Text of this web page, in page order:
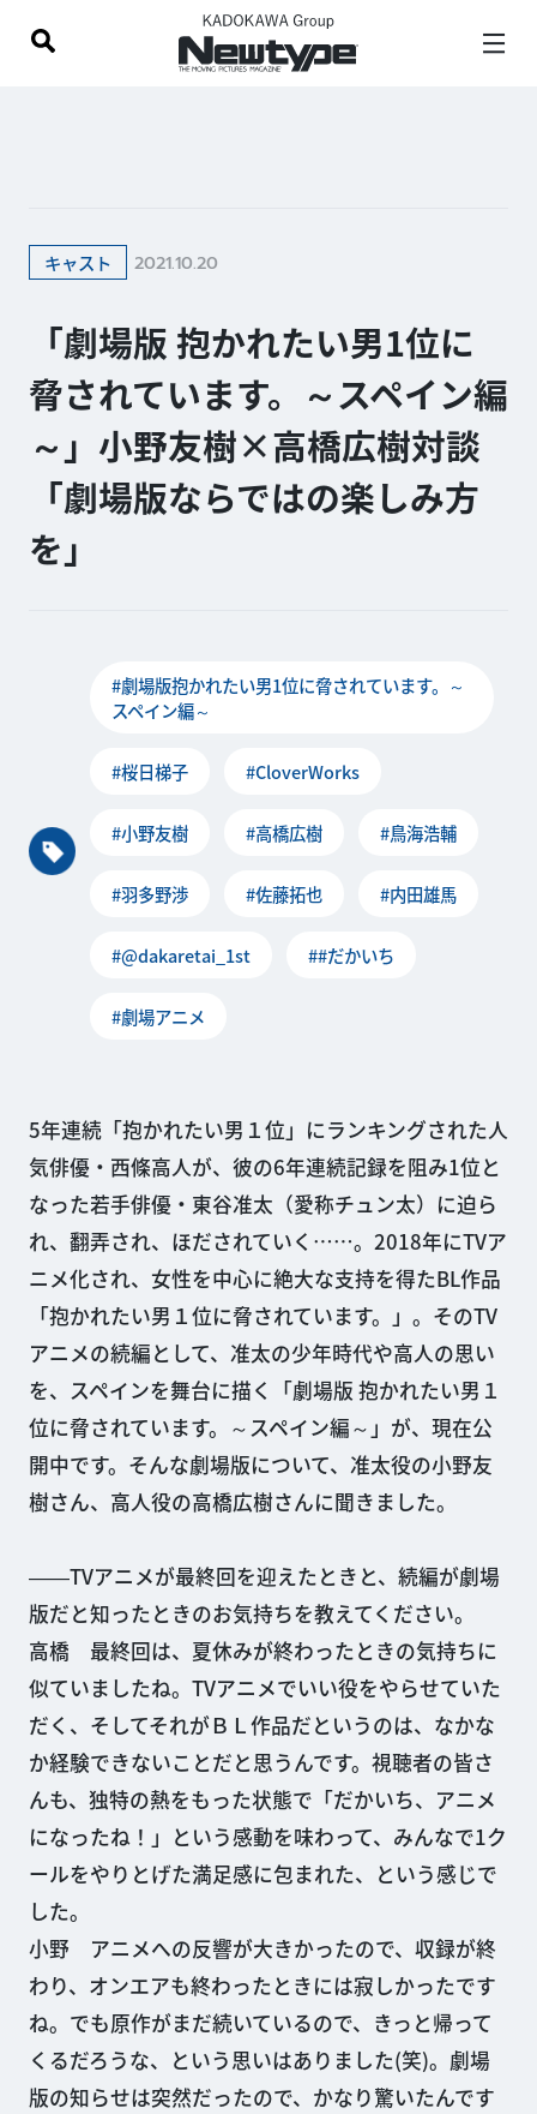
キャスト 2021.10.20
「劇場版 抱かれたい男1位に
脅されています。～スペイン編
～」小野友樹×高橋広樹対談
「劇場版ならではの楽しみ方
を」
#劇場版抱かれたい男1位に脅されています。～
スペイン編～
#桜日梯子 #CloverWorks
#小野友樹 #高橋広樹 #鳥海浩輔
#羽多野渉 #佐藤拓也 #内田雄馬
#@dakaretai_1st ##だかいち
#劇場アニメ
5年連続「抱かれたい男１位」にランキングされた人
気俳優・西條高人が、彼の6年連続記録を阻み1位と
なった若手俳優・東谷准太（愛称チュン太）に迫ら
れ、翻弄され、ほだされていく……。2018年にTVア
ニメ化され、女性を中心に絶大な支持を得たBL作品
「抱かれたい男１位に脅されています。」。そのTV
アニメの続編として、准太の少年時代や高人の思い
を、スペインを舞台に描く「劇場版 抱かれたい男１
位に脅されています。～スペイン編～」が、現在公
開中です。そんな劇場版について、准太役の小野友
樹さん、高人役の高橋広樹さんに聞きました。
――TVアニメが最終回を迎えたときと、続編が劇場
版だと知ったときのお気持ちを教えてください。
高橋 最終回は、夏休みが終わったときの気持ちに
似ていましたね。TVアニメでいい役をやらせていた
だく、そしてそれがＢＬ作品だというのは、なかな
か経験できないことだと思うんです。視聴者の皆さ
んも、独特の熱をもった状態で「だかいち、アニメ
になったね！」という感動を味わって、みんなで1ク
ールをやりとげた満足感に包まれた、という感じで
した。
小野 アニメへの反響が大きかったので、収録が終
わり、オンエアも終わったときには寂しかったです
ね。でも原作がまだ続いているので、きっと帰って
くるだろうな、という思いはありました(笑)。劇場
版の知らせは突然だったので、かなり驚いたんです